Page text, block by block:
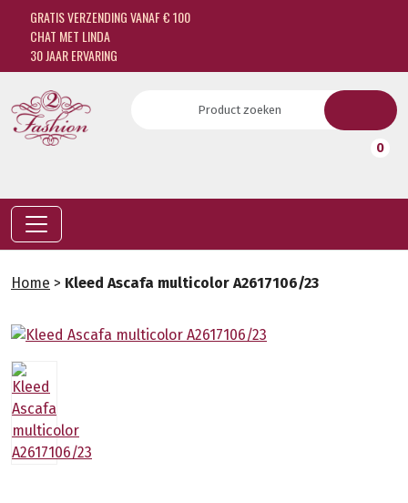
GRATIS VERZENDING VANAF € 100
CHAT MET LINDA
30 JAAR ERVARING
0
Home > Kleed Ascafa multicolor A2617106/23